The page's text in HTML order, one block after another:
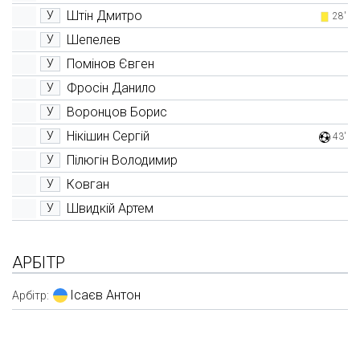
У Штін Дмитро 28'
У Шепелев
У Помінов Євген
У Фросін Данило
У Воронцов Борис
У Нікішин Сергій 43'
У Пілюгін Володимир
У Ковган
У Швидкій Артем
АРБІТР
Арбітр: Ісаєв Антон